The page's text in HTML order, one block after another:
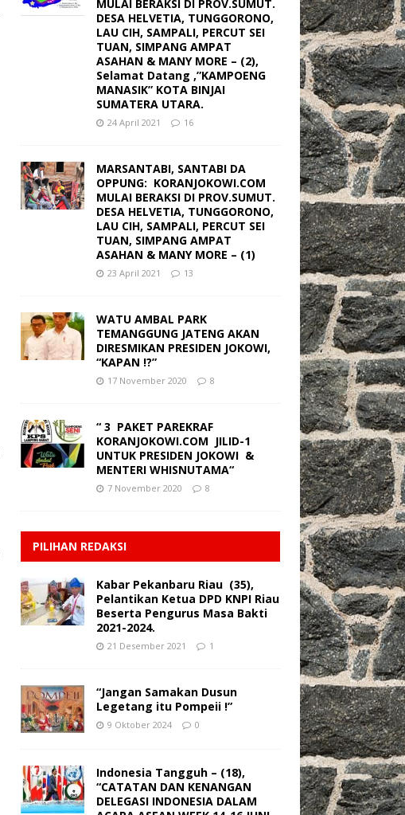
MULAI BERAKSI DI PROV.SUMUT.
DESA HELVETIA, TUNGGORONO,
LAU CIH, SAMPALI, PERCUT SEI
TUAN, SIMPANG AMPAT
ASAHAN & MANY MORE – (2),
Selamat Datang ,”KAMPOENG
MANASIK” KOTA BINJAI
SUMATERA UTARA.
24 April 2021 16
MARSANTABI, SANTABI DA
OPPUNG: KORANJOKOWI.COM
MULAI BERAKSI DI PROV.SUMUT.
DESA HELVETIA, TUNGGORONO,
LAU CIH, SAMPALI, PERCUT SEI
TUAN, SIMPANG AMPAT
ASAHAN & MANY MORE – (1)
23 April 2021 13
WATU AMBAL PARK
TEMANGGUNG JATENG AKAN
DIRESMIKAN PRESIDEN JOKOWI,
“KAPAN !?”
17 November 2020 8
“ 3 PAKET PAREKRAF
KORANJOKOWI.COM JILID-1
UNTUK PRESIDEN JOKOWI &
MENTERI WHISNUTAMA“
7 November 2020 8
PILIHAN REDAKSI
Kabar Pekanbaru Riau (35),
Pelantikan Ketua DPD KNPI Riau
Beserta Pengurus Masa Bakti
2021-2024.
21 Desember 2021 1
“Jangan Samakan Dusun
Legetang itu Pompeii !”
9 Oktober 2024 0
Indonesia Tangguh – (18),
“CATATAN DAN KENANGAN
DELEGASI INDONESIA DALAM